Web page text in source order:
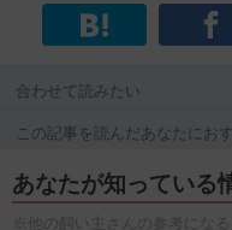
合わせて読みたい
この記事を読んだあなたにお
あなたが知っている
※他の飼い主さんの参考にな